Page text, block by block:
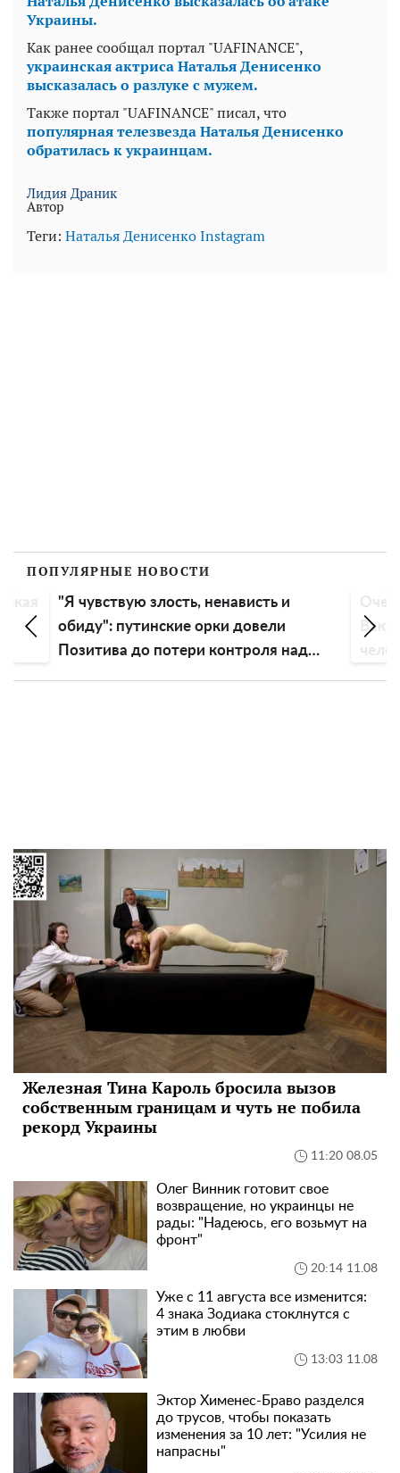
Украины.
Как ранее сообщал портал "UAFINANCE",
украинская актриса Наталья Денисенко
высказалась о разлуке с мужем.
Также портал "UAFINANCE" писал, что
популярная телезвезда Наталья Денисенко
обратилась к украинцам.
Лидия Драник
Автор
Теги: Наталья ДенисенкоInstagram
ПОПУЛЯРНЫЕ НОВОСТИ
"Я чувствую злость, ненависть и
обиду": путинские орки довели
Позитива до потери контроля над
Железная Тина Кароль бросила вызов
собственным границам и чуть не побила
рекорд Украины
11:20 08.05
Олег Винник готовит свое
возвращение, но украинцы не
рады: "Надеюсь, его возьмут на
фронт"
20:14 11.08
Уже с 11 августа все изменится:
4 знака Зодиака стоклнутся с
этим в любви
13:03 11.08
Эктор Хименес-Браво разделся
до трусов, чтобы показать
изменения за 10 лет: "Усилия не
напрасны"